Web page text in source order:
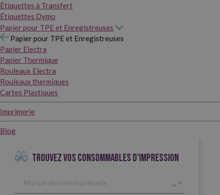
Étiquettes à Transfert
Étiquettes Dymo
Papier pour TPE et Enregistreuses
Papier pour TPE et Enregistreuses
Papier Electra
Papier Thermique
Rouleaux Electra
Rouleaux thermiques
Cartes Plastiques
Imprimerie
Blog
TROUVEZ VOS CONSOMMABLES D'IMPRESSION